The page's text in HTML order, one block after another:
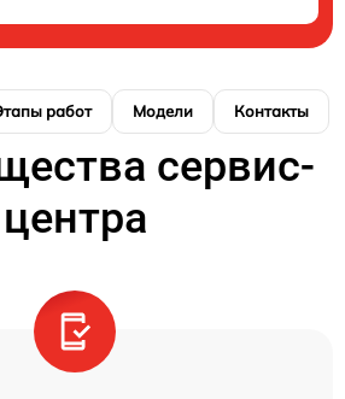
работ Модели Контакты
сервис-
центра